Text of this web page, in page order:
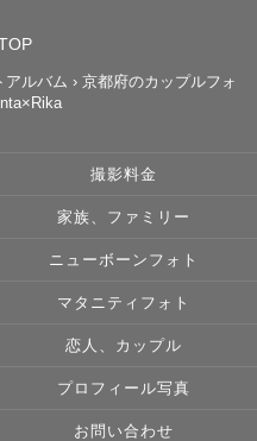
（交通費要相談）もご相談
エリアを変更しておりま
だいたゲストさまで撮影
アルバム › 京都府のカップルフォ
撮影料金
家族、ファミリー
ニューボーンフォト
マタニティフォト
恋人、カップル
プロフィール写真
お問い合わせ